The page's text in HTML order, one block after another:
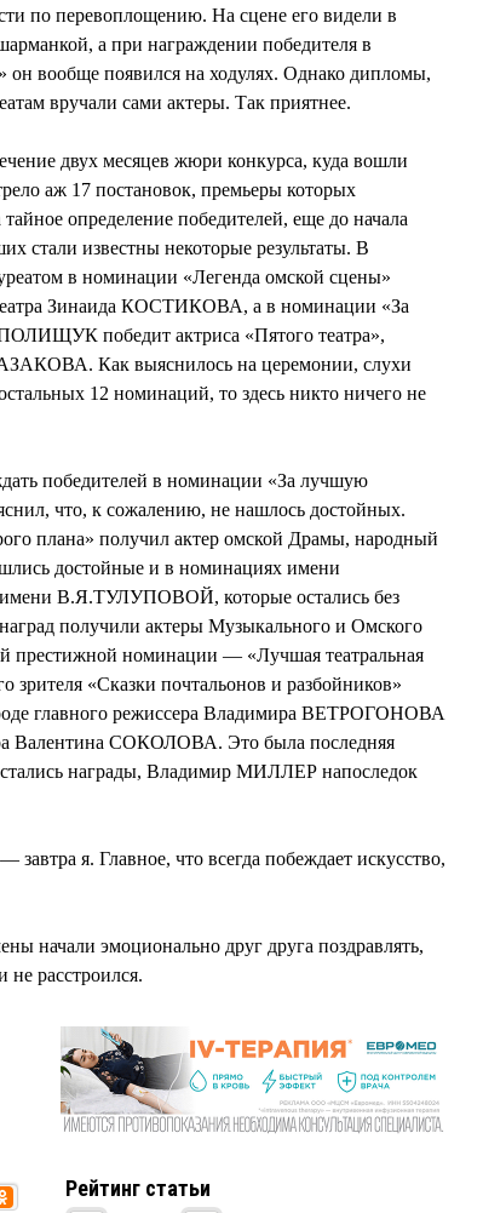
по перевоплощению. На сцене его видели в
а при награждении победителя в
он вообще появился на ходулях. Однако дипломы,
вручали сами актеры. Так приятнее.
двух месяцев жюри конкурса, куда вошли
аж 17 постановок, премьеры которых
определение победителей, еще до начала
стали известны некоторые результаты. В
в номинации «Легенда омской сцены»
Зинаида КОСТИКОВА, а в номинации «За
победит актриса «Пятого театра»,
Как выяснилось на церемонии, слухи
12 номинаций, то здесь никто ничего не
победителей в номинации «За лучшую
что, к сожалению, не нашлось достойных.
плана» получил актер омской Драмы, народный
достойные и в номинациях имени
В.Я.ТУЛУПОВОЙ, которые остались без
получили актеры Музыкального и Омского
престижной номинации — «Лучшая театральная
зрителя «Сказки почтальонов и разбойников»
главного режиссера Владимира ВЕТРОГОНОВА
Валентина СОКОЛОВА. Это была последняя
награды, Владимир МИЛЛЕР напоследок
я. Главное, что всегда побеждает искусство,
начали эмоционально друг друга поздравлять,
не расстроился.
Рейтинг статьи